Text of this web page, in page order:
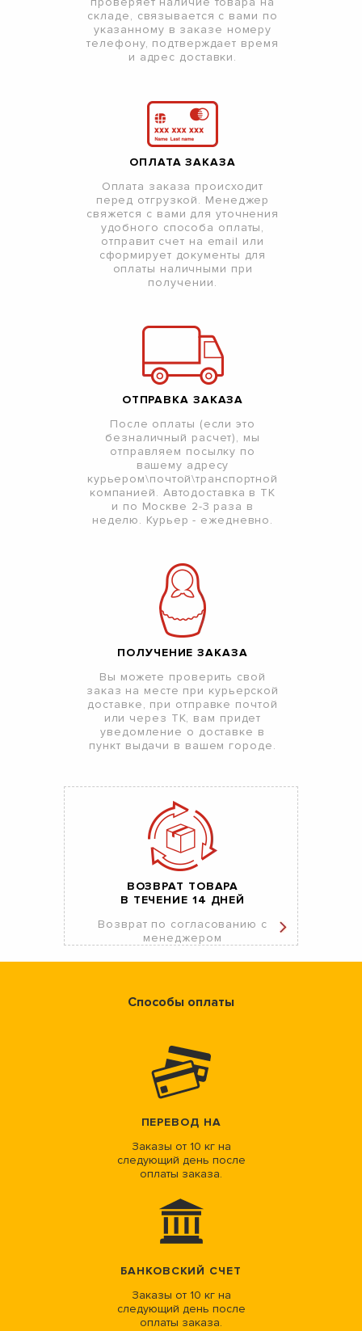
складе, связывается с вами по
указанному в заказе номеру
телефону, подтверждает время
и адрес доставки.
ОПЛАТА ЗАКАЗА
Оплата заказа происходит
перед отгрузкой. Менеджер
свяжется с вами для уточнения
удобного способа оплаты,
отправит счет на email или
сформирует документы для
оплаты наличными при
получении.
ОТПРАВКА ЗАКАЗА
После оплаты (если это
безналичный расчет), мы
отправляем посылку по
вашему адресу
курьером\почтой\транспортной
компанией. Автодоставка в ТК
и по Москве 2-3 раза в
неделю. Курьер - ежедневно.
ПОЛУЧЕНИЕ ЗАКАЗА
Вы можете проверить свой
заказ на месте при курьерской
доставке, при отправке почтой
или через ТК, вам придет
уведомление о доставке в
пункт выдачи в вашем городе.
ВОЗВРАТ ТОВАРА
В ТЕЧЕНИЕ 14 ДНЕЙ
Возврат по согласованию с
менеджером
Способы оплаты
ПЕРЕВОД НА
Заказы от 10 кг на
следующий день после
оплаты заказа.
БАНКОВСКИЙ СЧЕТ
Заказы от 10 кг на
следующий день после
оплаты заказа.